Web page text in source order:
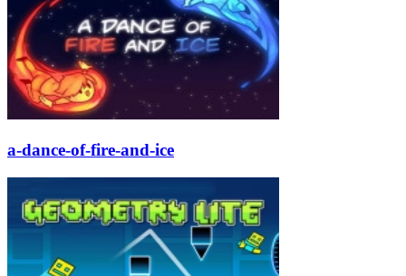
a-dance-of-fire-and-ice